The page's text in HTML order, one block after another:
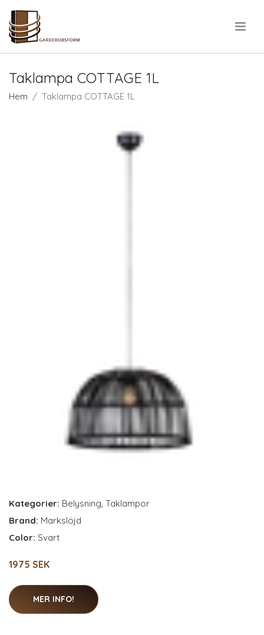
Taklampa COTTAGE 1L
Hem Taklampa COTTAGE 1L
Kategorier: Belysning, Taklampor
Brand: Markslöjd
Color: Svart
1975 SEK
MER INFO!